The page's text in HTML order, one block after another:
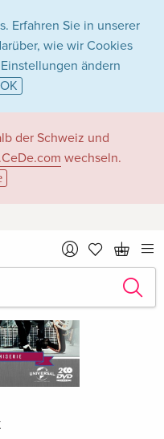
Erfahren Sie in unserer
wie wir Cookies
ändern
OK
der Schweiz und
wechseln.
›